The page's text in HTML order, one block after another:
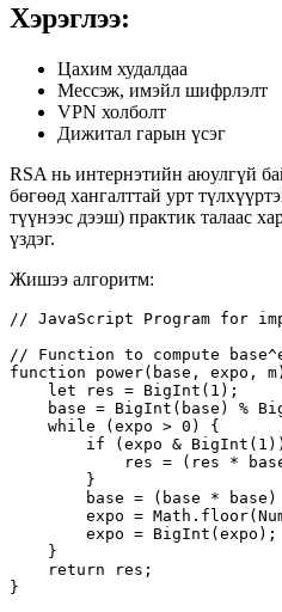
Хэрэглээ:
Цахим худалдаа
Мессэж, имэйл шифрлэлт
VPN холболт
Дижитал гарын үсэг
RSA нь интернэтийн аюулгүй
бөгөөд хангалттай урт
түүнээс дээш) практик талаас
үздэг.
Жишээ алгоритм:
// JavaScript Program for
// Function to compute
function power(base, expo,
    let res = BigInt(1);
base = BigInt(base) %
    while (expo > 0) {
if (expo &
res = (res *
        }
base = (base *
expo =
        expo = BigInt(expo);
    }
    return res;
}